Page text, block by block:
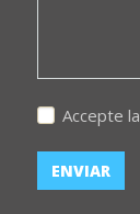
Accepte la